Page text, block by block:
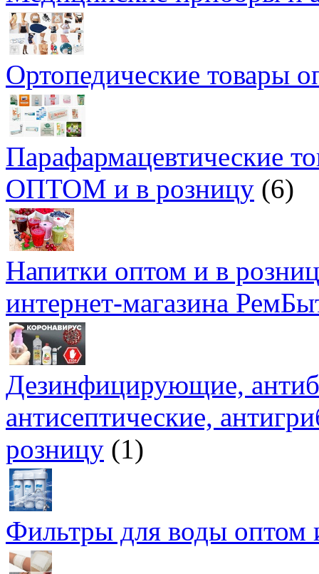
Ортопедические товары
Парафармацевтические
ОПТОМ и в розницу (6)
Напитки оптом и в
интернет-магазина
Дезинфицирующие,
антисептические,
розницу (1)
Фильтры для воды оптом